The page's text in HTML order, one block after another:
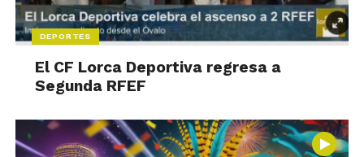
DEPORTES
El CF Lorca Deportiva regresa a
Segunda RFEF